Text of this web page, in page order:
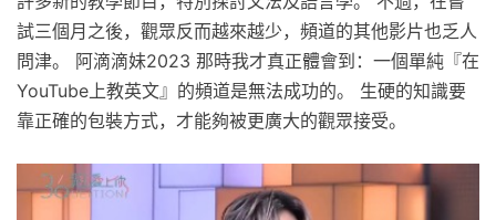
試三個月之後，觀眾反而越來越少，頻道的其他影片也乏人
問津。 阿滴滴妹2023 那時我才真正體會到：一個單純『在
YouTube上教英文』的頻道是無法成功的。 生硬的知識要
靠正確的包裝方式，才能夠被更廣大的觀眾接受。